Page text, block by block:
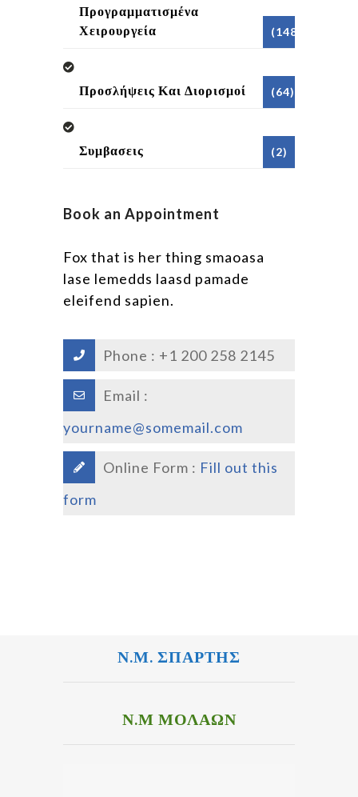
Προγραμματισμένα
Χειρουργεία
(148)
Προσλήψεις Και Διορισμοί (64)
Συμβασεις (2)
Book an Appointment
Fox that is her thing smaoasa
lase lemedds laasd pamade
eleifend sapien.
Phone : +1 200 258 2145
Email :
yourname@somemail.com
Online Form : Fill out this
form
Ν.Μ. ΣΠΑΡΤΗΣ
Ν.Μ ΜΟΛΑΩΝ